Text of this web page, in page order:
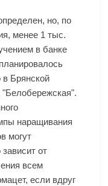
но, по
менее 1 тыс.
в банке
в Брянской
"Белобережская".
наращивания
могут
от
всем
если вдруг